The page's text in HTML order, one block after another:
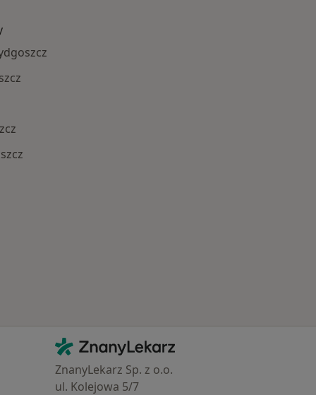
Kontakt
ZnanyLekarz - Strona główna
ZnanyLekarz Sp. z o.o.
ul. Kolejowa 5/7